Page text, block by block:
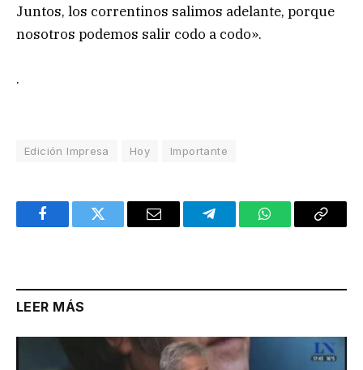
Juntos, los correntinos salimos adelante, porque
nosotros podemos salir codo a codo».
.
Edición Impresa Hoy Importante
FacebookTwitter Email TelegramWhatsAppCopy
LEER MÁS